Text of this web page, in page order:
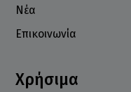
Νέα
Επικοινωνία
Χρήσιμα